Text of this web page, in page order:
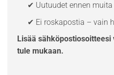
✔ Uutuudet ennen muita
✔ Ei roskapostia – vain
Lisää
tule mukaan.